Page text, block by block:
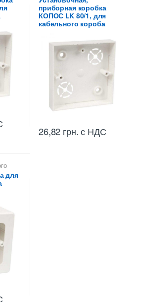
приборная коробка
КОПОС LK 80/1, для
кабельного короба
26,82 грн.с НДС
для